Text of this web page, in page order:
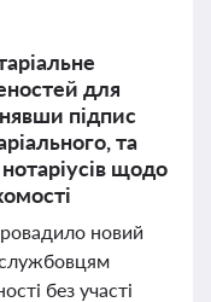
для
підпис
та
щодо
новий
без участі